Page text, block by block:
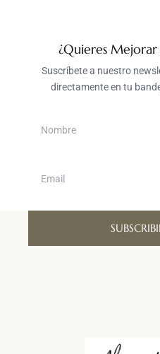
¿Quieres
Suscríbete a nuestro
directamente en tu